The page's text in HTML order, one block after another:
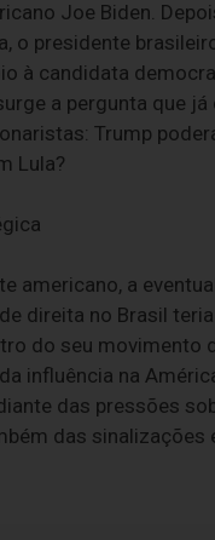
Joe Biden.
o presidente
à candidata
a pergunta que
Trump
Lula?
americano, a
direita no Brasil
do seu movimento
influência na
das pressões
das sinalizações